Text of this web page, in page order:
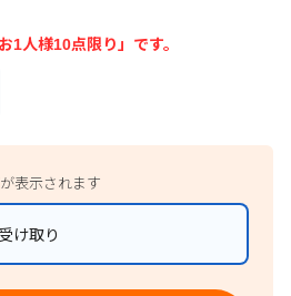
1人様10点限り」です。
表示されます
け取り